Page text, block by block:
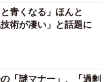
青くなる」ほんと
術が凄い」と話題に
「謎マナー」、「過剰